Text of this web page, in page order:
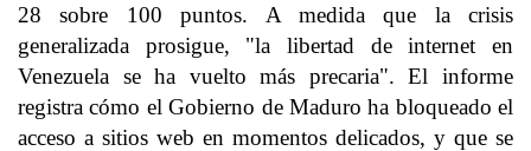
28 sobre 100 puntos. A medida que la crisis
generalizada prosigue, "la libertad de internet en
Venezuela se ha vuelto más precaria". El informe
registra cómo el Gobierno de Maduro ha bloqueado el
acceso a sitios web en momentos delicados, y que se